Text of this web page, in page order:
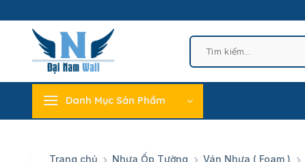
to
content
Danh Mục Sản Phẩm
Trang chủ Nhựa Ốp Tường Ván Nhựa ( Foam )